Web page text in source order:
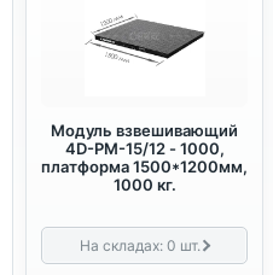
Модуль взвешивающий
4D-PM-15/12 - 1000,
платформа 1500*1200мм,
1000 кг.
На складах:0 шт.